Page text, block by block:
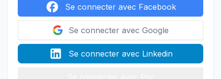
Se connecter avec Facebook
Se connecter avec Google
Se connecter avec Linkedin